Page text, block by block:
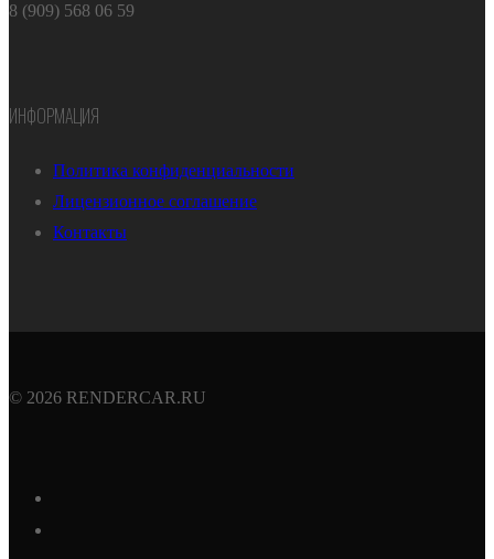
8 (909) 568 06 59
ИНФОРМАЦИЯ
Политика конфиденциальности
Лицензионное соглашение
Контакты
© 2026 RENDERCAR.RU